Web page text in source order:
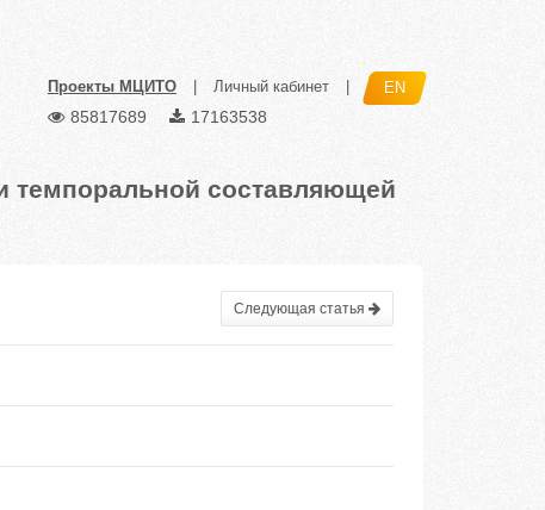
Проекты МЦИТО Личный кабинет EN
85817689 17163538
темпоральной составляющей
Следующая статья